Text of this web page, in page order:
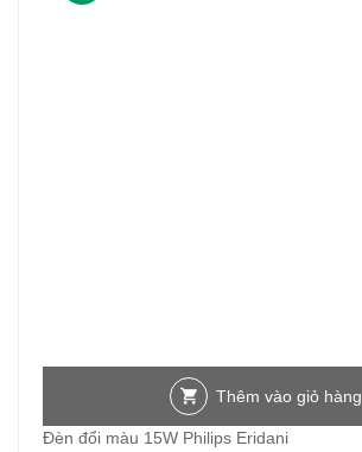
Thêm vào giỏ hàng
Đèn đổi màu 15W Philips Eridani